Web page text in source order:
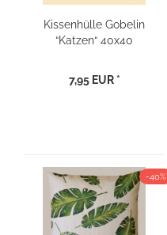
Kissenhülle Gobelin
“Katzen“ 40x40
7,95 EUR *
-40%